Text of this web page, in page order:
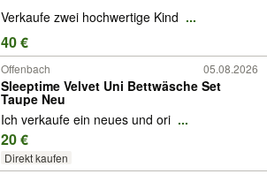
Verkaufe zwei hochwertige Kind ...
40 €
Offenbach 05.08.2026
Sleeptime Velvet Uni Bettwäsche Set
Taupe Neu
Ich verkaufe ein neues und ori ...
20 €
Direkt kaufen